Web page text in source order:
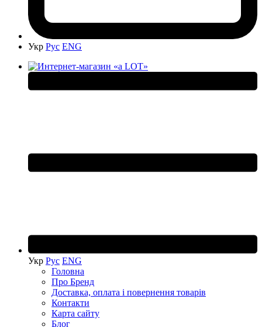
Укр Рус ENG
Укр Рус ENG
Головна
Про Бренд
Доставка, оплата і повернення товарів
Контакти
Карта сайту
Блог